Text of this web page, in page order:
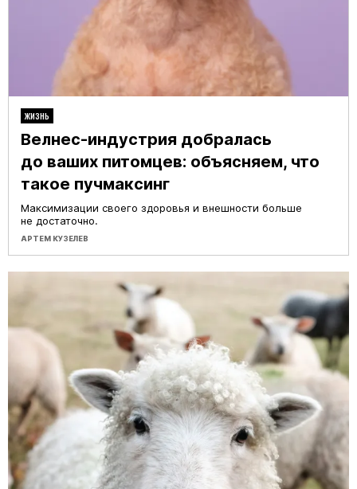
ЖИЗНЬ
Велнес-индустрия добралась
до ваших питомцев: объясняем, что
такое пучмаксинг
Максимизации своего здоровья и внешности больше
не достаточно.
АРТЕМ КУЗЕЛЕВ